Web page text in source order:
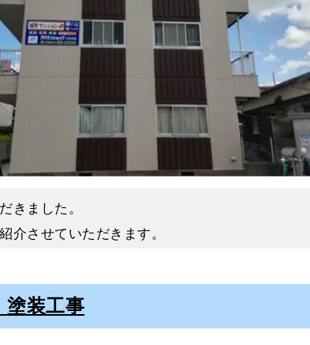
きました。
介させていただきます。
装工事